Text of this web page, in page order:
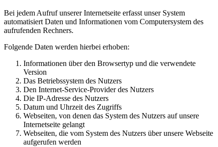
Bei jedem Aufruf unserer Internetseite erfasst unser System
automatisiert Daten und Informationen vom Computersystem des
aufrufenden Rechners.
Folgende Daten werden hierbei erhoben:
Informationen über den Browsertyp und die verwendete
Version
Das Betriebssystem des Nutzers
Den Internet-Service-Provider des Nutzers
Die IP-Adresse des Nutzers
Datum und Uhrzeit des Zugriffs
Webseiten, von denen das System des Nutzers auf unsere
Internetseite gelangt
Webseiten, die vom System des Nutzers über unsere Webseite
aufgerufen werden